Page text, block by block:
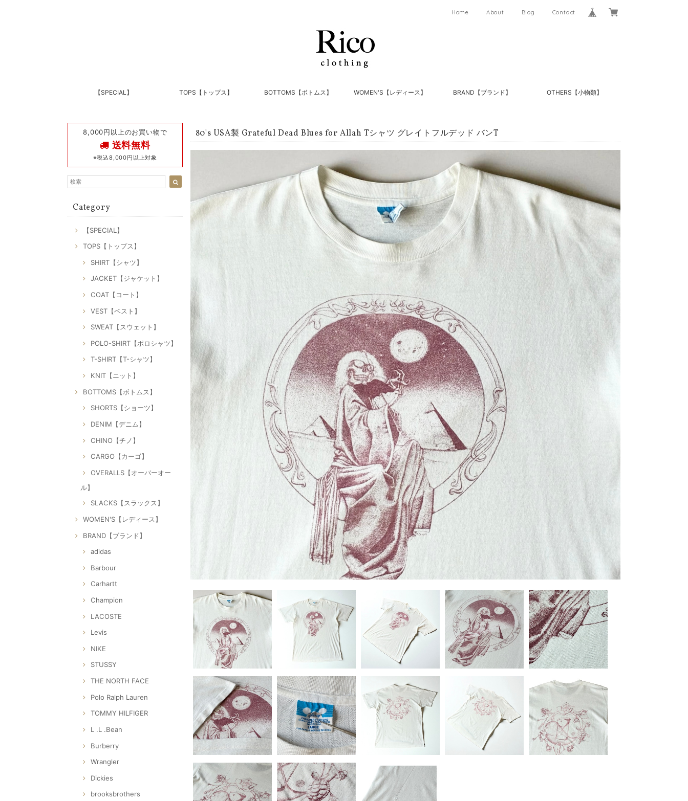
Home About Blog Contact
【SPECIAL】 TOPS【トップス】 BOTTOMS【ボトムス】 WOMEN'S【レディース】 BRAND【ブランド】 OTHERS【小物類】
8,000円以上のお買い物で
送料無料
※税込8,000円以上対象
Category
【SPECIAL】
TOPS【トップス】
SHIRT【シャツ】
JACKET【ジャケット】
COAT【コート】
VEST【ベスト】
SWEAT【スウェット】
POLO-SHIRT【ポロシャツ】
T-SHIRT【T-シャツ】
KNIT【ニット】
BOTTOMS【ボトムス】
SHORTS【ショーツ】
DENIM【デニム】
CHINO【チノ】
CARGO【カーゴ】
OVERALLS【オーバーオー
ル】
SLACKS【スラックス】
WOMEN'S【レディース】
BRAND【ブランド】
adidas
Barbour
Carhartt
Champion
LACOSTE
Levis
NIKE
STUSSY
THE NORTH FACE
Polo Ralph Lauren
TOMMY HILFIGER
L .L .Bean
Burberry
Wrangler
Dickies
brooksbrothers
80's USA製 Grateful Dead Blues for Allah Tシャツ グレイトフルデッド バンT